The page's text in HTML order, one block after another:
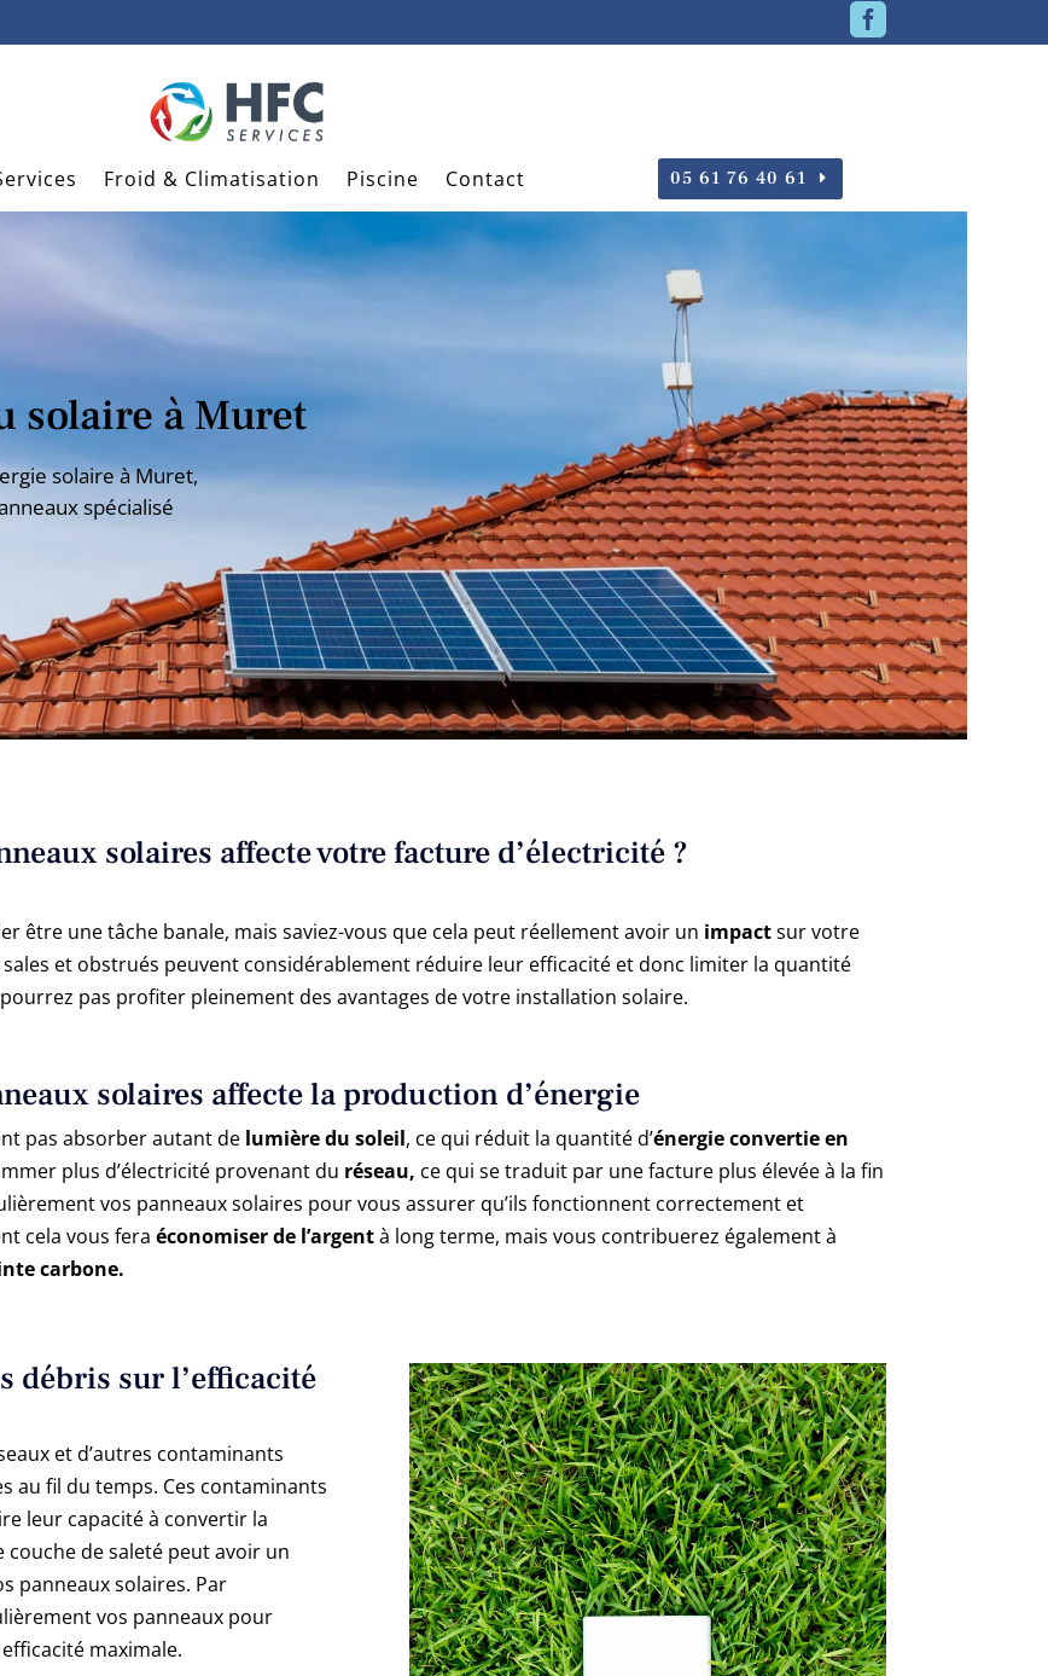

Froid & Climatisation Piscine Contact 05 61 76 40 61
solaire à Muret
solaire à Muret,
spécialisé
solaires affecte votre facture d’électricité ?
être une tâche banale, mais saviez-vous que cela peut réellement avoir un impactsur votre
sales et obstrués peuvent considérablement réduire leur efficacité et donc limiter la quantité
pas profiter pleinement des avantages de votre installation solaire.
solaires affecte la production d’énergie
pas absorber autant de lumière du soleil, ce qui réduit la quantité d’énergie convertie en
plus d’électricité provenant du réseau, ce qui se traduit par une facture plus élevée à la fin
vos panneaux solaires pour vous assurer qu’ils fonctionnent correctement et
cela vous feraéconomiser de l’argentà long terme, mais vous contribuerez également à
carbone.
débris sur l’efficacité
et d’autres contaminants
au fil du temps. Ces contaminants
leur capacité à convertir la
de saleté peut avoir un
panneaux solaires. Par
vos panneaux pour
maximale.